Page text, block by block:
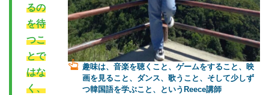
趣味は、音楽を聴くこと、ゲームをすること、映
画を見ること、ダンス、歌うこと、そして少しず
つ韓国語を学ぶこと、というReece講師
るの
を待
つこ
とで
はな
く、